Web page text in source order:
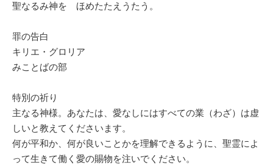
聖なるみ神を ほめたたえうたう。
罪の告白
キリエ・グロリア
みことばの部
特別の祈り
主なる神様。あなたは、愛なしにはすべての業（わざ）は虚
しいと教えてくださいます。
何が平和か、何が良いことかを理解できるように、聖霊によ
って生きて働く愛の賜物を注いでください。